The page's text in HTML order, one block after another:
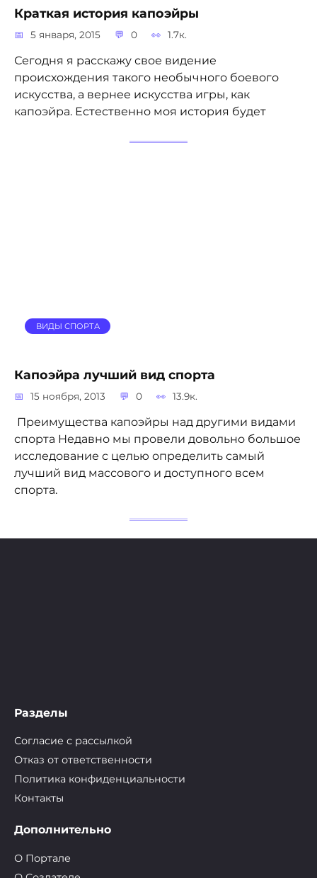
Краткая история капоэйры
5 января, 2015 0 1.7к.
Сегодня я расскажу свое видение
происхождения такого необычного боевого
искусства, а вернее искусства игры, как
капоэйра. Естественно моя история будет
ВИДЫ СПОРТА
Капоэйра лучший вид спорта
15 ноября, 2013 0 13.9к.
Преимущества капоэйры над другими видами
спорта Недавно мы провели довольно большое
исследование с целью определить самый
лучший вид массового и доступного всем
спорта.
Разделы
Согласие с рассылкой
Отказ от ответственности
Политика конфиденциальности
Контакты
Дополнительно
О Портале